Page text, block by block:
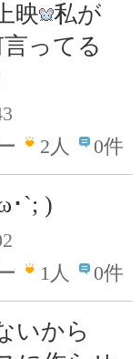
映 私が
ってる
2人 0件
･`; )
1人 0件
いから